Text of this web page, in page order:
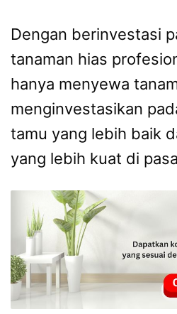
Dengan berinvestasi
tanaman hias
hanya menyewa
menginvestasikan
tamu yang lebih baik
yang lebih kuat di